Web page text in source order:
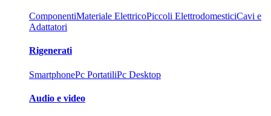
ComponentiMateriale ElettricoPiccoli ElettrodomesticiCavi e
Adattatori
Rigenerati
SmartphonePc PortatiliPc Desktop
Audio e video